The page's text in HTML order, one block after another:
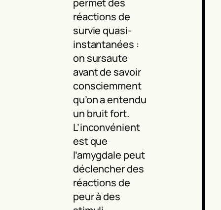
permet des
réactions de
survie quasi-
instantanées :
on sursaute
avant de savoir
consciemment
qu’on a entendu
un bruit fort.
L’inconvénient
est que
l’amygdale peut
déclencher des
réactions de
peur à des